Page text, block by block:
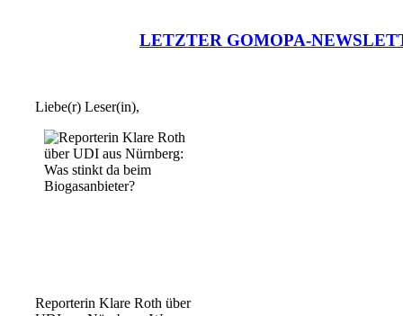
LETZTER GOMOPA-
Liebe(r) Leser(in),
Reporterin Klare Roth über